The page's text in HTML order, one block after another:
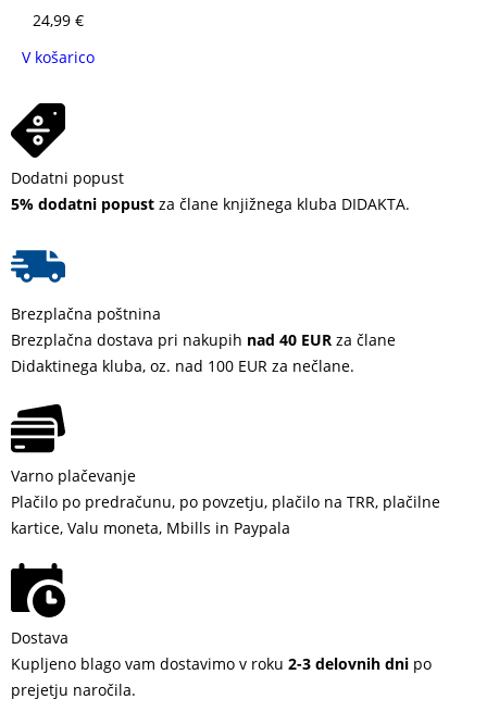
24,99 €
V košarico
Dodatni popust
5% dodatni popust za člane knjižnega kluba DIDAKTA.
Brezplačna poštnina
Brezplačna dostava pri nakupih nad 40 EUR za člane
Didaktinega kluba, oz. nad 100 EUR za nečlane.
Varno plačevanje
Plačilo po predračunu, po povzetju, plačilo na TRR, plačilne
kartice, Valu moneta, Mbills in Paypala
Dostava
Kupljeno blago vam dostavimo v roku 2-3 delovnih dni po
prejetju naročila.